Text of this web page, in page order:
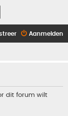
Aanmelden
dit forum wilt